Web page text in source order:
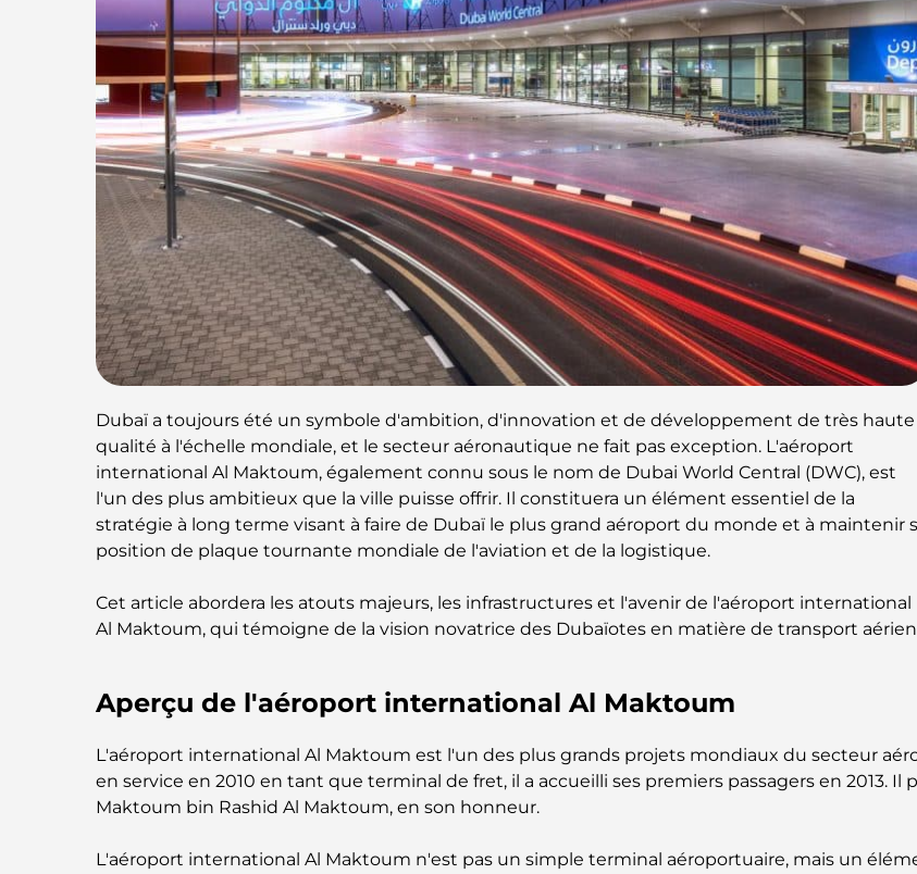
Dubaï a toujours été un symbole d'ambition, d'innovation et de développement de très haute
qualité à l'échelle mondiale, et le secteur aéronautique ne fait pas exception. L'aéroport
international Al Maktoum, également connu sous le nom de Dubai World Central (DWC), est
l'un des plus ambitieux que la ville puisse offrir. Il constituera un élément essentiel de la
stratégie à long terme visant à faire de Dubaï le plus grand aéroport du monde et à maintenir
position de plaque tournante mondiale de l'aviation et de la logistique.
Cet article abordera les atouts majeurs, les infrastructures et l'avenir de l'aéroport international
Al Maktoum, qui témoigne de la vision novatrice des Dubaïotes en matière de transport
Aperçu de l'aéroport international Al Maktoum
L'aéroport international Al Maktoum est l'un des plus grands projets mondiaux du secteur
en service en 2010 en tant que terminal de fret, il a accueilli ses premiers passagers en 2013.
Maktoum bin Rashid Al Maktoum, en son honneur.
L'aéroport international Al Maktoum n'est pas un simple terminal aéroportuaire, mais un